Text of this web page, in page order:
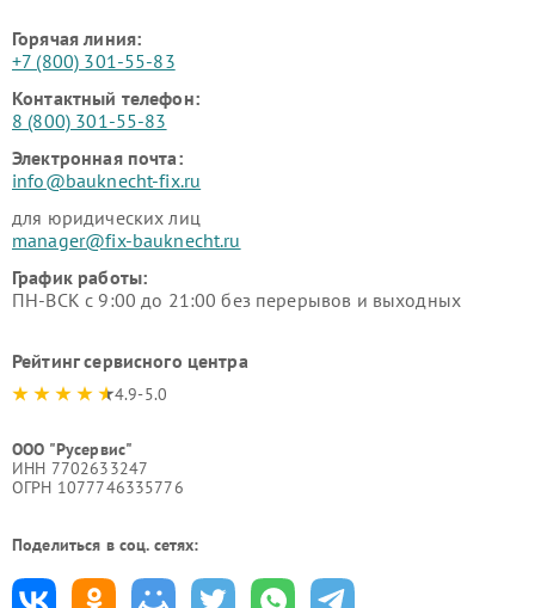
Горячая линия:
+7 (800) 301-55-83
Контактный телефон:
8 (800) 301-55-83
Электронная почта:
info@bauknecht-fix.ru
для юридических лиц
manager@fix-bauknecht.ru
График работы:
ПН-ВСК с 9:00 до 21:00 без перерывов и выходных
Рейтинг сервисного центра
4.9-5.0
ООО "Русервис"
ИНН 7702633247
ОГРН 1077746335776
Поделиться в соц. сетях: